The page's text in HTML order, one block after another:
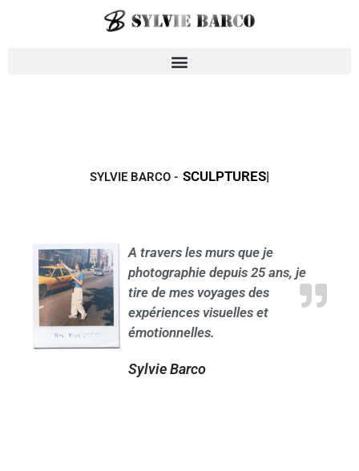
SYLVIE BARCO - SCULPTURES
A travers les murs que je
photographie depuis 25 ans, je
tire de mes voyages des
expériences visuelles et
émotionnelles.
Sylvie Barco